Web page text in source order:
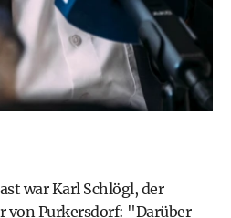
war Karl Schlögl, der
von Purkersdorf: "Darüber